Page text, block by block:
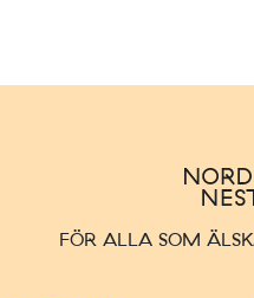
FÖR ALLA SOM